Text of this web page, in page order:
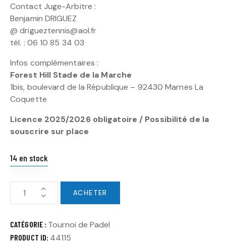
Contact Juge-Arbitre :
Benjamin DRIGUEZ
@ drigueztennis@aol.fr
tél. : 06 10 85 34 03
Infos complémentaires :
Forest Hill Stade de la Marche
1bis, boulevard de la République – 92430 Marnes La
Coquette
Licence 2025/2026 obligatoire / Possibilité de la
souscrire sur place
14 en stock
ACHETER
CATÉGORIE : Tournoi de Padel
PRODUCT ID: 44115